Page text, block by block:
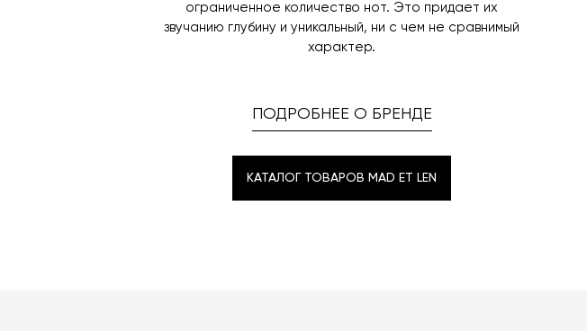
ограниченное количество нот. Это придает их
звучанию глубину и уникальный, ни с чем не сравнимый
характер.
ПОДРОБНЕЕ О БРЕНДЕ
КАТАЛОГ ТОВАРОВ MAD ET LEN